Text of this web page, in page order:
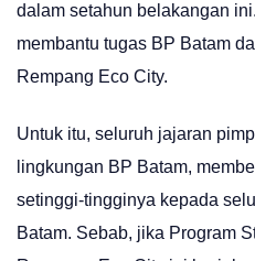
dalam setahun belakangan
membantu tugas BP Batam
Rempang Eco City.
Untuk itu, seluruh jajaran
lingkungan BP Batam,
setinggi-tingginya kepada
Batam. Sebab, jika Program